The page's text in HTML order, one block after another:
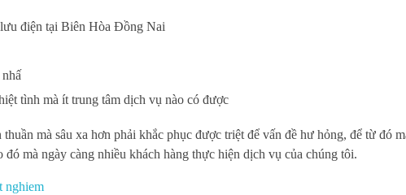
điện tại Biên Hòa Đồng Nai
tình mà ít trung tâm dịch vụ nào có được
mà sâu xa hơn phải khắc phục được triệt để vấn đề hư hỏng, để từ đó
mà ngày càng nhiều khách hàng thực hiện dịch vụ của chúng tôi.